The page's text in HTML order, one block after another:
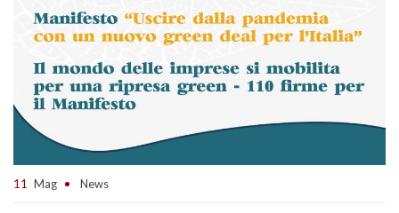
11 Mag News